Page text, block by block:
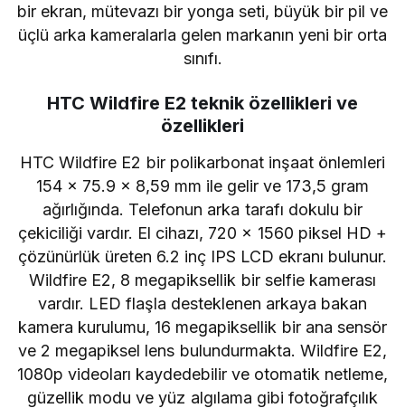
bir ekran, mütevazı bir yonga seti, büyük bir pil ve
üçlü arka kameralarla gelen markanın yeni bir orta
sınıfı.
HTC Wildfire E2 teknik özellikleri ve
özellikleri
HTC Wildfire E2 bir polikarbonat inşaat önlemleri
154 x 75.9 x 8,59 mm ile gelir ve 173,5 gram
ağırlığında. Telefonun arka tarafı dokulu bir
çekiciliği vardır. El cihazı, 720 x 1560 piksel HD +
çözünürlük üreten 6.2 inç IPS LCD ekranı bulunur.
Wildfire E2, 8 megapiksellik bir selfie kamerası
vardır. LED flaşla desteklenen arkaya bakan
kamera kurulumu, 16 megapiksellik bir ana sensör
ve 2 megapiksel lens bulundurmakta. Wildfire E2,
1080p videoları kaydedebilir ve otomatik netleme,
güzellik modu ve yüz algılama gibi fotoğrafçılık